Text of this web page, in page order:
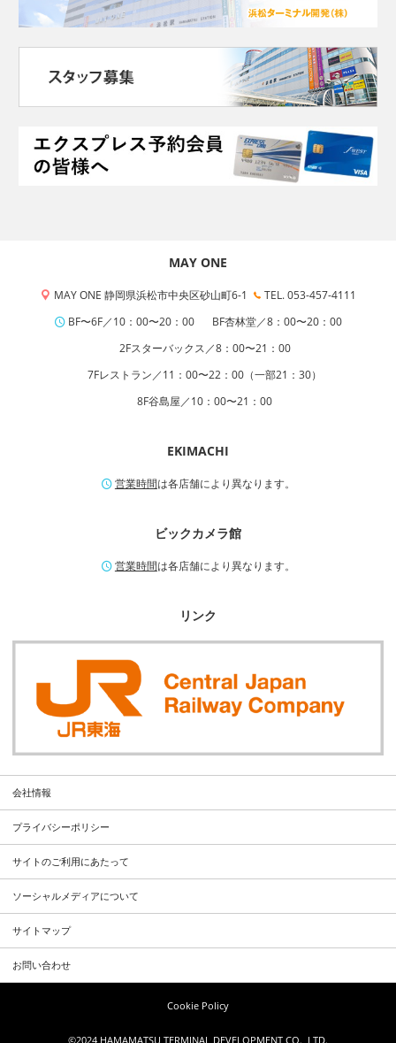
MAY ONE
MAY ONE 静岡県浜松市中央区砂山町6-1
TEL. 053-457-4111
BF〜6F／10：00〜20：00
BF杏林堂／8：00〜20：00
2Fスターバックス／8：00〜21：00
7Fレストラン／11：00〜22：00（一部21：30）
8F谷島屋／10：00〜21：00
EKIMACHI
営業時間は各店舗により異なります。
ビックカメラ館
営業時間は各店舗により異なります。
リンク
会社情報
プライバシーポリシー
サイトのご利用にあたって
ソーシャルメディアについて
サイトマップ
お問い合わせ
Cookie Policy